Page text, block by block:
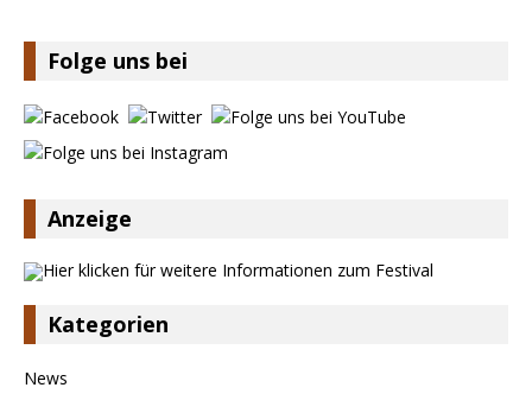
Folge uns bei
Anzeige
Kategorien
News